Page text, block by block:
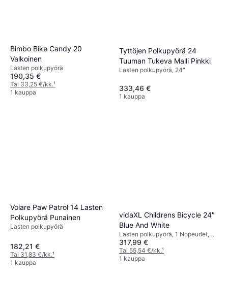
Bimbo Bike Candy 20
Valkoinen
Lasten polkupyörä
190,35 €
Tai 33,25 €/kk.¹
1 kauppa
Tyttöjen Polkupyörä 24
Tuuman Tukeva Malli Pinkki
Lasten polkupyörä, 24"
333,46 €
1 kauppa
Volare Paw Patrol 14 Lasten
Polkupyörä Punainen
Lasten polkupyörä
182,21 €
Tai 31,83 €/kk.¹
1 kauppa
vidaXL Childrens Bicycle 24"
Blue And White
Lasten polkupyörä, 1 Nopeudet,
24"
317,99 €
Tai 55,54 €/kk.¹
1 kauppa